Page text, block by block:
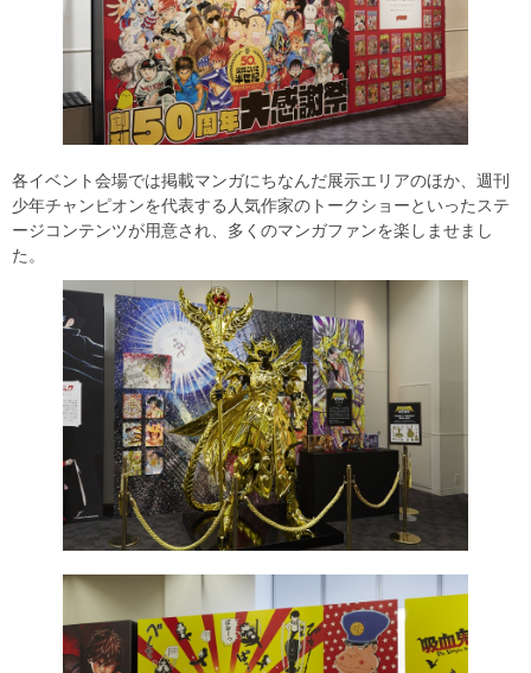
各イベント会場では掲載マンガにちなんだ展示エリアのほか、週刊
少年チャンピオンを代表する人気作家のトークショーといったステ
ージコンテンツが用意され、多くのマンガファンを楽しませまし
た。